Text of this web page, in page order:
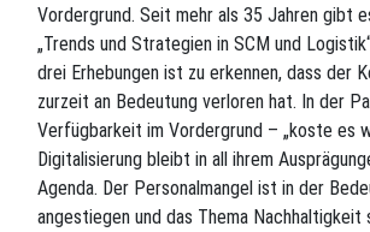
Vordergrund. Seit mehr als 35 Jahren gibt
„Trends und Strategien in SCM und
drei Erhebungen ist zu erkennen, dass der
zurzeit an Bedeutung verloren hat. In der
Verfügbarkeit im Vordergrund – „koste es
Digitalisierung bleibt in all ihrem
Agenda. Der Personalmangel ist in der
angestiegen und das Thema